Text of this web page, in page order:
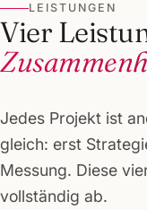
LEISTUNGEN
Vier
Jedes Projekt ist
gleich: erst
Messung. Diese
vollständig ab.